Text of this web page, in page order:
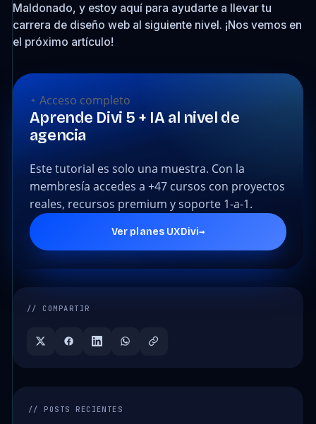
Maldonado, y estoy aquí para ayudarte a llevar tu
carrera de diseño web al siguiente nivel. ¡Nos vemos en
el próximo artículo!
Acceso completo
Aprende Divi 5 + IA al nivel de
agencia
Este tutorial es solo una muestra. Con la
membresía accedes a +47 cursos con proyectos
reales, recursos premium y soporte 1-a-1.
Ver planes UXDivi→
// COMPARTIR
// POSTS RECIENTES